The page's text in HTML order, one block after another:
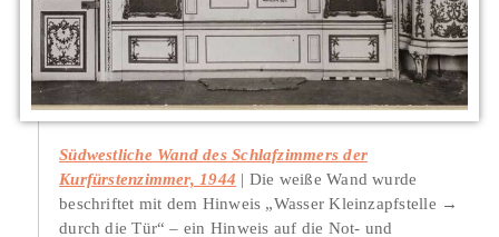
Südwestliche Wand des Schlafzimmers der
Kurfürstenzimmer, 1944
Die weiße Wand wurde
beschriftet mit dem Hinweis „Wasser Kleinzapfstelle →
durch die Tür“ – ein Hinweis auf die Not- und